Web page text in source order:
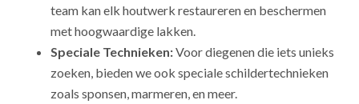
team kan elk houtwerk restaureren en beschermen
met hoogwaardige lakken.
Speciale Technieken:Voor diegenen die iets unieks
zoeken, bieden we ook speciale schildertechnieken
zoals sponsen, marmeren, en meer.